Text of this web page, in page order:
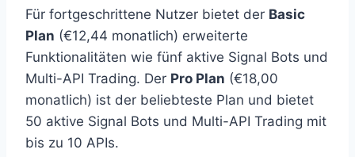
Für fortgeschrittene Nutzer bietet der Basic
Plan (€12,44 monatlich) erweiterte
Funktionalitäten wie fünf aktive Signal Bots und
Multi-API Trading. Der Pro Plan (€18,00
monatlich) ist der beliebteste Plan und bietet
50 aktive Signal Bots und Multi-API Trading mit
bis zu 10 APIs.